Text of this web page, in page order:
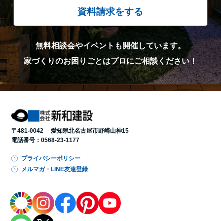
資料請求をする
無料相談会やイベントも開催しています。
家づくりのお困りごとはプロにご相談ください！
〒481-0042 愛知県北名古屋市野崎山神15
電話番号： 0568-23-1177
プライバシーポリシー
メルマガ・LINE友達登録